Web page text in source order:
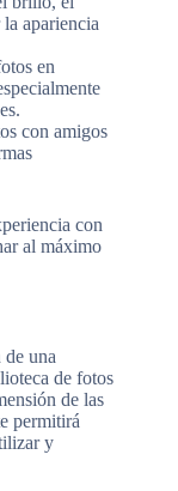
apariencia
en
con amigos
con
al máximo
una
de fotos
de las
permitirá
y